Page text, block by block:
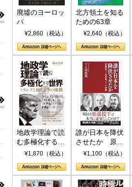
廃墟のヨーロッ
パ
¥2,860（税込）
北方領土を知る
ための63章
¥2,640（税込）
地政学理論で読
む多極化する世
界：トランプと
¥1,870（税込）
誰が日本を降伏
させたか 原爆
投下、ソ連参
(PHP新書)
¥1,100（税込）